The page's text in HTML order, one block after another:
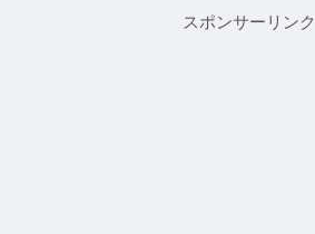
スポンサーリンク